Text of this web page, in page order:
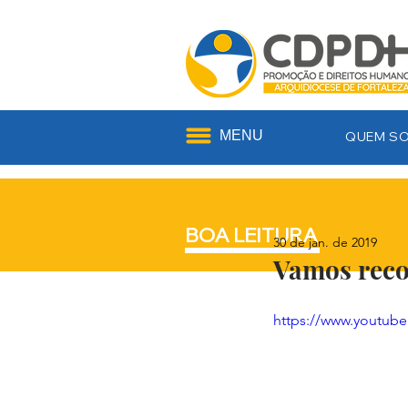
MENU QUEM
BOA LEITURA
Vamos
30 de jan. de 2019
https://